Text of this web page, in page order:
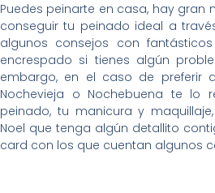
Puedes peinarte en casa, hay gran
conseguir tu peinado ideal a
algunos consejos con
encrespado si tienes algún
embargo, en el caso de preferir
Nochevieja o Nochebuena te lo
peinado, tu manicura y
Noel que tenga algún detallito
card con los que cuentan algunos